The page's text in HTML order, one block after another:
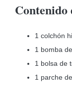
Contenido
1 colchón
1 bomba
1 bolsa de
1 parche